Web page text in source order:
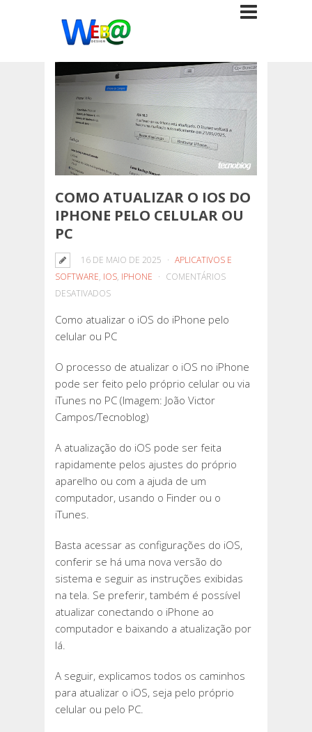
COMO ATUALIZAR O IOS DO
IPHONE PELO CELULAR OU
PC
16 DE MAIO DE 2025
APLICATIVOS E
SOFTWARE, IOS, IPHONE
COMENTÁRIOS
DESATIVADOSEM
ATUALIZAR
O
IPHONE
PELO
CELULAR
Como atualizar o iOS do iPhone pelo
celular ou PC
O processo de atualizar o iOS no iPhone
pode ser feito pelo próprio celular ou via
iTunes no PC (Imagem: João Victor
Campos/Tecnoblog)
A atualização do iOS pode ser feita
rapidamente pelos ajustes do próprio
aparelho ou com a ajuda de um
computador, usando o Finder ou o
iTunes.
Basta acessar as configurações do iOS,
conferir se há uma nova versão do
sistema e seguir as instruções exibidas
na tela. Se preferir, também é possível
atualizar conectando o iPhone ao
computador e baixando a atualização por
lá.
A seguir, explicamos todos os caminhos
para atualizar o iOS, seja pelo próprio
celular ou pelo PC.